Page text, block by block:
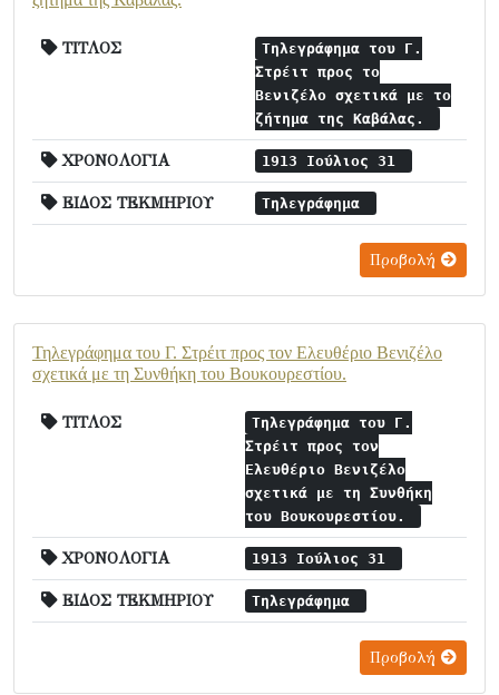
ΤΙΤΛΟΣ
Τηλεγράφημα του Γ.
Στρέιτ προς το
Βενιζέλο σχετικά με το
ζήτημα της Καβάλας.
ΧΡΟΝΟΛΟΓΙΑ 1913 Ιούλιος 31
ΕΙΔΟΣ ΤΕΚΜΗΡΙΟΥ Τηλεγράφημα
Προβολή
Τηλεγράφημα του Γ. Στρέιτ προς τον Ελευθέριο Βενιζέλο
σχετικά με τη Συνθήκη του Βουκουρεστίου.
ΤΙΤΛΟΣ
Τηλεγράφημα του Γ.
Στρέιτ προς τον
Ελευθέριο Βενιζέλο
σχετικά με τη Συνθήκη
του Βουκουρεστίου.
ΧΡΟΝΟΛΟΓΙΑ 1913 Ιούλιος 31
ΕΙΔΟΣ ΤΕΚΜΗΡΙΟΥ Τηλεγράφημα
Προβολή